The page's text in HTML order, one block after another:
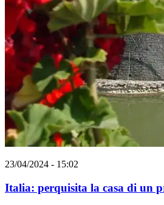
23/04/2024 - 15:02
Italia: perquisita la casa di un